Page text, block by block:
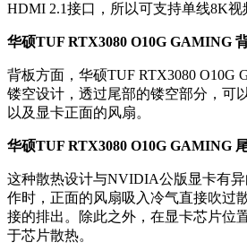
HDMI 2.1接口，所以可支持单线8K视
华硕TUF RTX3080 O10G GAMING
背板方面，华硕TUF RTX3080 O10G
镂空设计，透过尾部的镂空部分，可
以及显卡正面的风扇。
华硕TUF RTX3080 O10G GAMING
这种散热设计与NVIDIA公版显卡有
作时，正面的风扇吸入冷气直接吹过
接的排出。除此之外，在显卡芯片位
于芯片散热。